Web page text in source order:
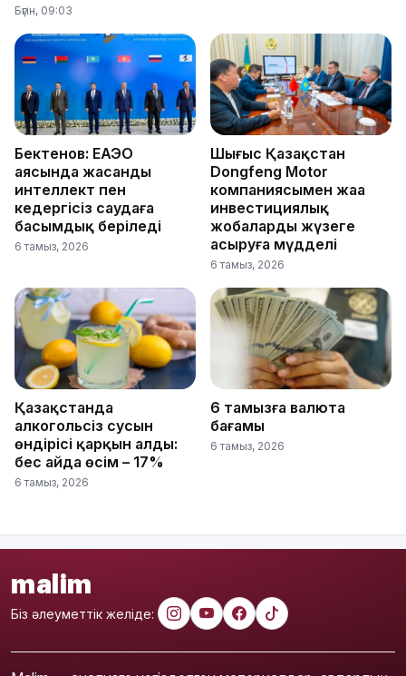
Бүгін, 09:03
Бектенов: ЕАЭО
аясында жасанды
интеллект пен
кедергісіз саудаға
басымдық беріледі
6 тамыз, 2026
Шығыс Қазақстан
Dongfeng Motor
компаниясымен жаңа
инвестициялық
жобаларды жүзеге
асыруға мүдделі
6 тамыз, 2026
Қазақстанда
алкогольсіз сусын
өндірісі қарқын алды:
бес айда өсім – 17%
6 тамыз, 2026
6 тамызға валюта
бағамы
6 тамыз, 2026
malim
Біз әлеуметтік желіде: